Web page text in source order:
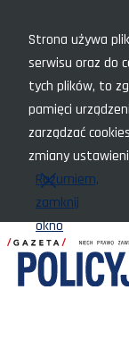
Strona używa
serwisu oraz do
tych plików, to
pamięci
zarządzać
zmiany
Rozumiem,
zamknij
okno